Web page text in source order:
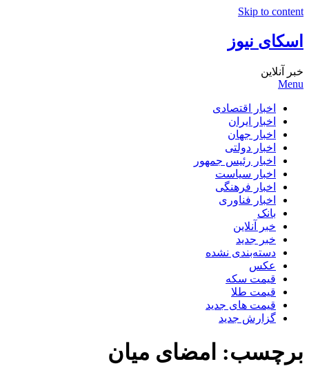
Skip to content
اسکای نیوز
خبر آنلاین
Menu
اخبار اقتصادی
اخبار ایران
اخبار جهان
اخبار دولتی
اخبار رئیس جمهور
اخبار سیاست
اخبار فرهنگی
اخبار فناوری
بانک
خبر آنلاین
خبر جدید
دسته‌بندی نشده
عکس
قیمت سکه
قیمت طلا
قیمت های جدید
گزارش جدید
برچسب: امضای میان